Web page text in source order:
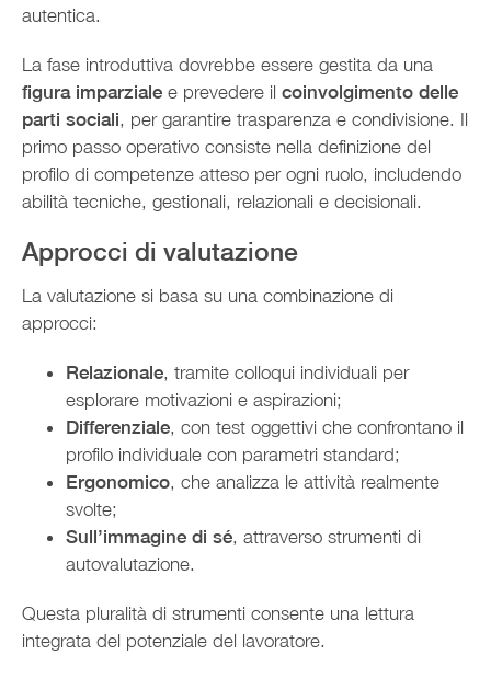
autentica.
La fase introduttiva dovrebbe essere gestita da una
figura imparziale e prevedere il coinvolgimento delle
parti sociali, per garantire trasparenza e condivisione. Il
primo passo operativo consiste nella definizione del
profilo di competenze atteso per ogni ruolo, includendo
abilità tecniche, gestionali, relazionali e decisionali.
Approcci di valutazione
La valutazione si basa su una combinazione di
approcci:
Relazionale, tramite colloqui individuali per
esplorare motivazioni e aspirazioni;
Differenziale, con test oggettivi che confrontano il
profilo individuale con parametri standard;
Ergonomico, che analizza le attività realmente
svolte;
Sull’immagine di sé, attraverso strumenti di
autovalutazione.
Questa pluralità di strumenti consente una lettura
integrata del potenziale del lavoratore.